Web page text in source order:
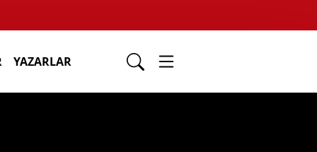
YAZARLAR